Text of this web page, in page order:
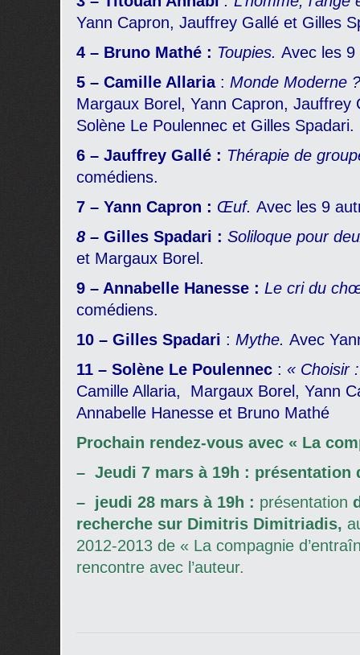
Yann Capron, Jauffrey Gallé et Gilles
4 – Bruno Mathé : Toupies. Avec les
5 – Camille Allaria: Monde Moderne
Margaux Borel, Yann Capron, Jauffrey
Solène Le Poulennec et Gilles Spadari.
6 – Jauffrey Gallé : Thérapie de
comédiens.
7 – Yann Capron : Œuf. Avec les 9
8 – Gilles Spadari : Soliloque pour
et Margaux Borel.
9 – Annabelle Hanesse : Le cri du
comédiens.
10 – Gilles Spadari : Mythe. Avec
11 – Solène Le Poulennec : « Choisir
Camille Allaria, Margaux Borel, Yann
Annabelle Hanesse et Bruno Mathé
Prochain rendez-vous avec « La
– Jeudi 7 mars à 19h : présentation
– jeudi 28 mars à 19h : présentation
recherche sur Dimitris Dimitriadis,
2012-2013 de « La compagnie
rencontre avec l’auteur.